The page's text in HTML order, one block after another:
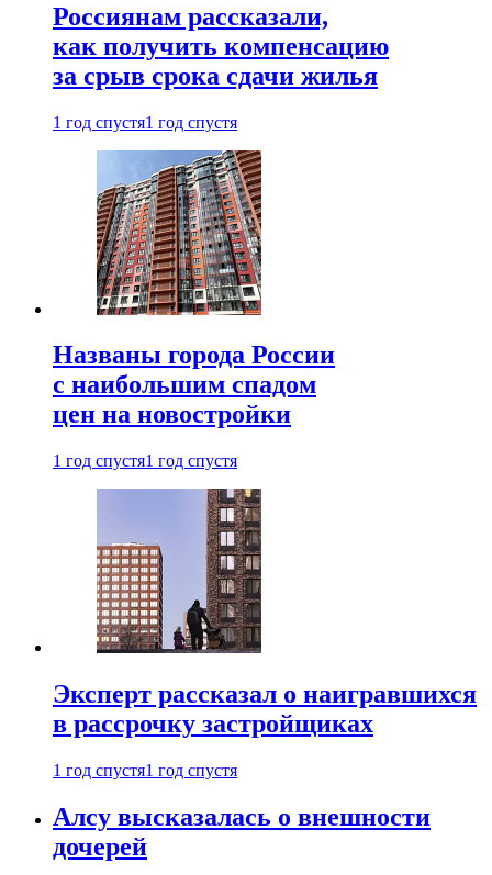
Россиянам рассказали,
как получить компенсацию
за срыв срока сдачи жилья
1 год спустя1 год спустя
Названы города России
с наибольшим спадом
цен на новостройки
1 год спустя1 год спустя
Эксперт рассказал о наигравшихся
в рассрочку застройщиках
1 год спустя1 год спустя
Алсу высказалась о внешности
дочерей